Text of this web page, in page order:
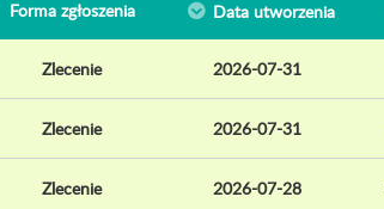
Forma zgłoszenia Data utworzenia
Zlecenie 2026-07-31
Zlecenie 2026-07-31
Zlecenie 2026-07-28